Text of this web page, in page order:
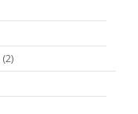
(2)